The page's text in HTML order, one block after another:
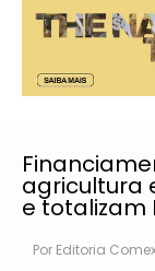
agricultura
e totalizam
Por Editoria